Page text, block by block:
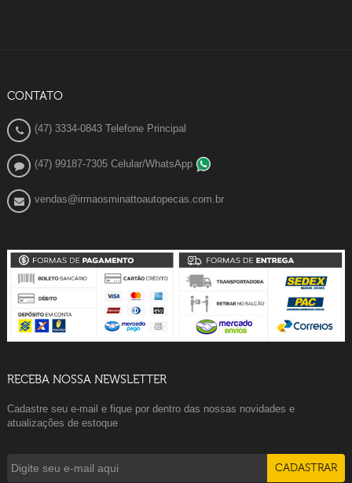
CONTATO
(47) 3334-0843 Telefone Principal
(47) 99187-7305 Celular/WhatsApp
vendas@irmaosminattoautopecas.com.br
RECEBA NOSSA NEWSLETTER
Cadastre seu e-mail e fique por dentro das nossas novidades e
atualizações de estoque